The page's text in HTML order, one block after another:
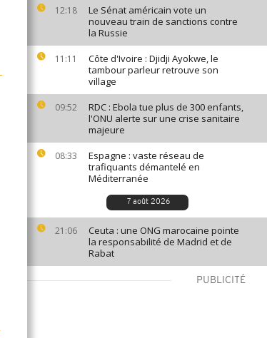
12:18
Le Sénat américain vote un
nouveau train de sanctions contre
la Russie
11:11
Côte d'Ivoire : Djidji Ayokwe, le
tambour parleur retrouve son
village
09:52
RDC : Ebola tue plus de 300 enfants,
l'ONU alerte sur une crise sanitaire
majeure
08:33
Espagne : vaste réseau de
trafiquants démantelé en
Méditerranée
7 août 2026
21:06
Ceuta : une ONG marocaine pointe
la responsabilité de Madrid et de
Rabat
PUBLICITÉ